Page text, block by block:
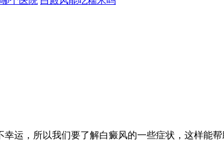
运，所以我们要了解白癜风的一些症状，这样能